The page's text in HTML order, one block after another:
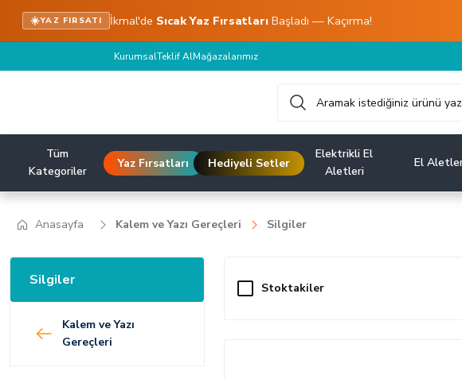
☀️YAZ FIRSATI İkmal'de Sıcak Yaz Fırsatları Başladı — Kaçırma!
KurumsalTeklif AlMağazalarımız
Tüm
Kategoriler
Yaz Fırsatları Hediyeli Setler
Elektrikli El
Aletleri
El
Anasayfa Kalem ve Yazı Gereçleri Silgiler
Silgiler
Kalem ve Yazı
Gereçleri
Stoktakiler